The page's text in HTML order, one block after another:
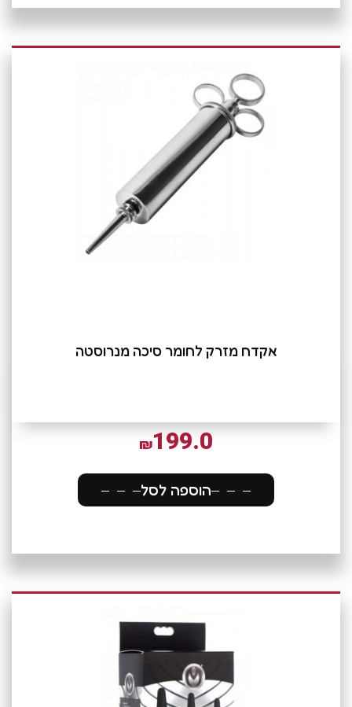
אקדח מזרק לחומר סיכה מנרוסטה
₪199.0
הוספה לסל